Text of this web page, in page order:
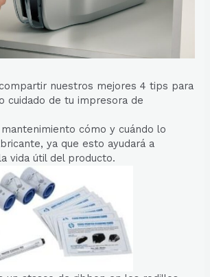
nuestros mejores 4 tips para
cuidado de tu impresora de
mantenimiento cómo y cuándo lo
ya que esto ayudará a
vida útil del producto.